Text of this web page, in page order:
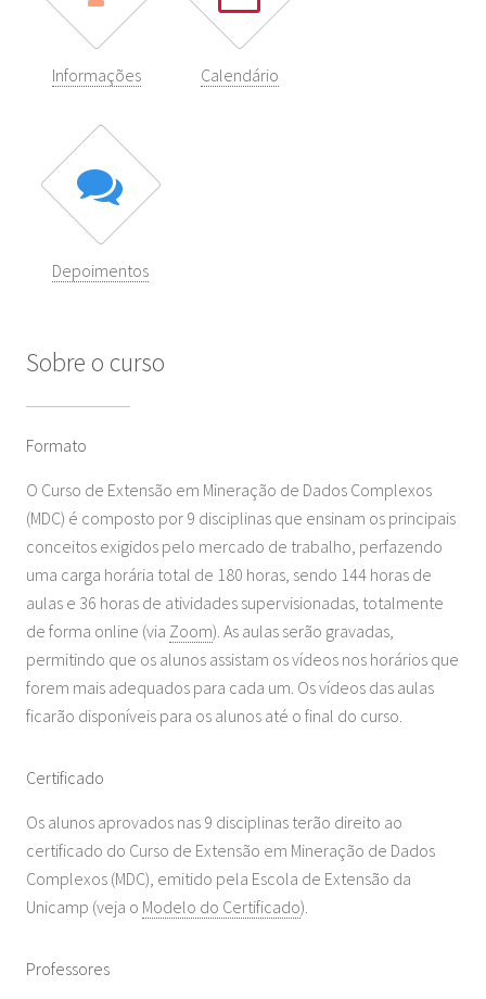
Informações Calendário
Depoimentos
Sobre o curso
Formato
O Curso de Extensão em Mineração de Dados Complexos
(MDC) é composto por 9 disciplinas que ensinam os principais
conceitos exigidos pelo mercado de trabalho, perfazendo
uma carga horária total de 180 horas, sendo 144 horas de
aulas e 36 horas de atividades supervisionadas, totalmente
de forma online (via Zoom). As aulas serão gravadas,
permitindo que os alunos assistam os vídeos nos horários que
forem mais adequados para cada um. Os vídeos das aulas
ficarão disponíveis para os alunos até o final do curso.
Certificado
Os alunos aprovados nas 9 disciplinas terão direito ao
certificado do Curso de Extensão em Mineração de Dados
Complexos (MDC), emitido pela Escola de Extensão da
Unicamp (veja o Modelo do Certificado).
Professores